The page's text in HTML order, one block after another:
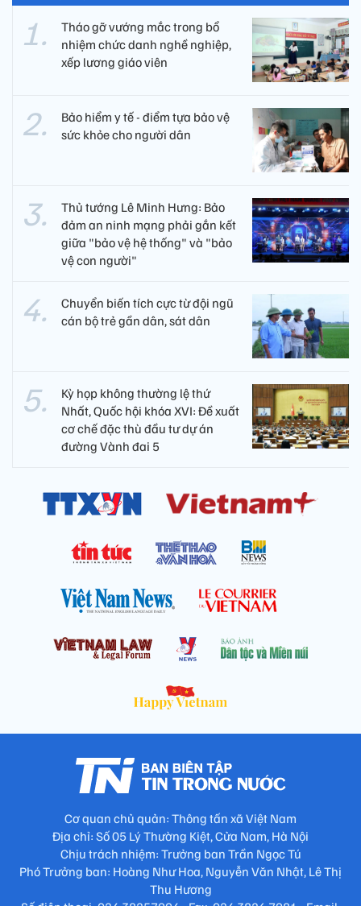
Tháo gỡ vướng mắc trong bổ
nhiệm chức danh nghề nghiệp,
xếp lương giáo viên
Bảo hiểm y tế - điểm tựa bảo vệ
sức khỏe cho người dân
Thủ tướng Lê Minh Hưng: Bảo
đảm an ninh mạng phải gắn kết
giữa "bảo vệ hệ thống" và "bảo
vệ con người"
Chuyển biến tích cực từ đội ngũ
cán bộ trẻ gần dân, sát dân
Kỳ họp không thường lệ thứ
Nhất, Quốc hội khóa XVI: Đề xuất
cơ chế đặc thù đầu tư dự án
đường Vành đai 5
Cơ quan chủ quản: Thông tấn xã Việt Nam
Địa chỉ: Số 05 Lý Thường Kiệt, Cửa Nam, Hà Nội
Chịu trách nhiệm: Trưởng ban Trần Ngọc Tú
Phó Trưởng ban: Hoàng Như Hoa, Nguyễn Văn Nhật, Lê Thị
Thu Hương